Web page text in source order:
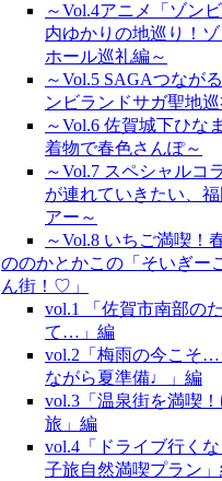
～Vol.4アニメ「ゾン
内ゆかりの地巡り！
ホール巡礼編～
～Vol.5 SAGAつなが
ンビランドサガ聖地
～Vol.6 佐賀城下ひな
着物で春色さんぽ～
～Vol.7 スペシャルコ
が連れていきたい、
アー～
～Vol.8 いちご満喫！
ののかとかこの「そいぎー
ん街！♡」
vol.1 「佐賀市南部の
て…」編
vol.2「梅雨の今こそ
ながら夏準備♩」編
vol.3「温泉街を満喫
旅」編
vol.4「ドライブ行く
子旅自然満喫プラン